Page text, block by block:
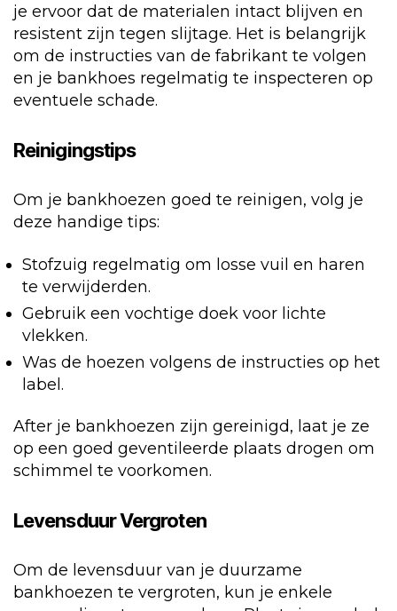
je ervoor dat de materialen intact blijven en
resistent zijn tegen slijtage. Het is belangrijk
om de instructies van de fabrikant te volgen
en je bankhoes regelmatig te inspecteren op
eventuele schade.
Reinigingstips
Om je bankhoezen goed te reinigen, volg je
deze handige tips:
Stofzuig regelmatig om losse vuil en haren
te verwijderden.
Gebruik een vochtige doek voor lichte
vlekken.
Was de hoezen volgens de instructies op het
label.
After je bankhoezen zijn gereinigd, laat je ze
op een goed geventileerde plaats drogen om
schimmel te voorkomen.
Levensduur Vergroten
Om de levensduur van je duurzame
bankhoezen te vergroten, kun je enkele